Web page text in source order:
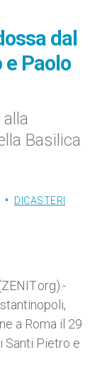
dal
e Paolo
Basilica
DICASTERI
a Roma il 29
Santi Pietro e